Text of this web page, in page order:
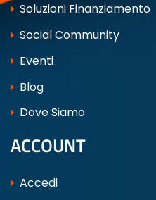
Soluzioni Finanziamento
Social Community
Eventi
Blog
Dove Siamo
ACCOUNT
Accedi